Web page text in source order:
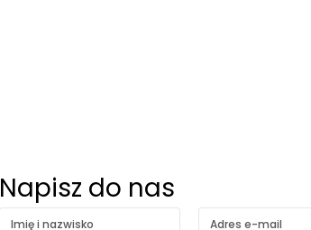
Napisz do nas
Imię i nazwisko Adres e-mail